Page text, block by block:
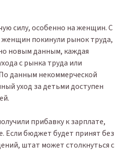
силу, особенно на женщин. С
женщин покинули рынок труда,
новым данным, каждая
с рынка труда или
данным некоммерческой
уход за детьми доступен
прибавку к зарплате,
Если бюджет будет принят без
штат может столкнуться с